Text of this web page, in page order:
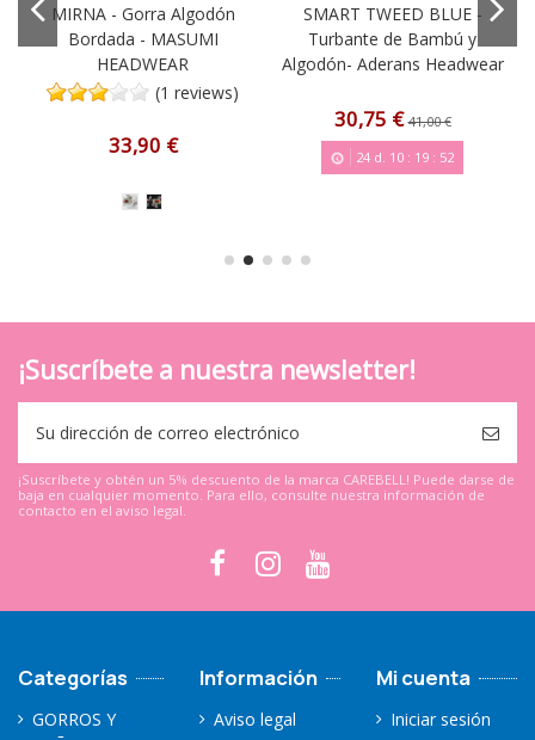
MIRNA - Gorra Algodón
Bordada - MASUMI
HEADWEAR
(1 reviews)
33,90 €
SMART TWEED BLUE -
Turbante de Bambú y
Algodón- Aderans Headwear
30,75 €41,00 €
24d. 10: 19: 51
¡Suscríbete a nuestra newsletter!
¡Suscríbete y obtén un 5% descuento de la marca CAREBELL! Puede darse de
baja en cualquier momento. Para ello, consulte nuestra información de
contacto en el aviso legal.
Categorías
GORROS Y
Información
Aviso legal
Mi cuenta
Iniciar sesión